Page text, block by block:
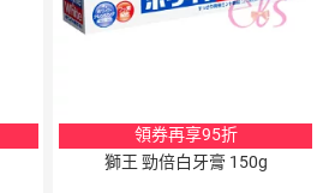
領券再享95折
獅王 勁倍白牙膏 150g